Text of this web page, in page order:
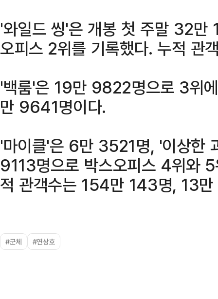
'와일드 씽'은 개봉 첫 주말 32만
오피스 2위를 기록했다. 누적
'백룸'은 19만 9822명으로 3위
만 9641명이다.
'마이클'은 6만 3521명, '이상한
9113명으로 박스오피스 4위와
적 관객수는 154만 143명, 13
#군체 #연상호